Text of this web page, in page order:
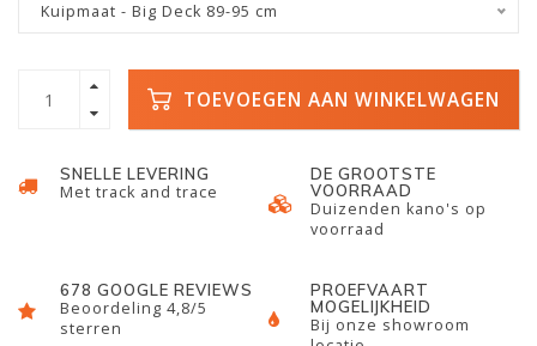
Kuipmaat - Big Deck 89-95 cm
TOEVOEGEN AAN WINKELWAGEN
SNELLE LEVERING
Met track and trace
DE GROOTSTE
VOORRAAD
Duizenden kano's op
voorraad
678 GOOGLE REVIEWS
Beoordeling 4,8/5
sterren
PROEFVAART
MOGELIJKHEID
Bij onze showroom